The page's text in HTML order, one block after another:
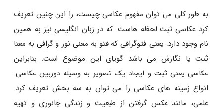
به طور کلی می توان مفهوم عکاسی چیست، را این چنین تعریف
کرد عکاسی ثبت لحظه هاست. که در زبان انگلیسی نیز به همین
نام وجود دارد، یعنی فتوگرافی که فتو به معنی نور و گرافی به معنا
ثبت یا نگارش می باشد گویای این موضوع است. بنابراین
عکاسی یعنی ثبت و ایجاد یک تصویر به وسیله دوربین عکاسی.
انواع زمینه های عکاسی را می توان به سه بخش تعریف کرد.
علمی، مانند عکس گرفتن از طبعیت و زندگی جانوری و تهیه